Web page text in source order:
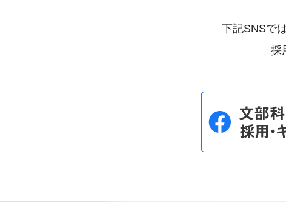
令和2年7月10日 2020年度総合職試
令和2年5月29日 2020年度総合職事
令和元年11月13日 令和元年度経験者
令和元年11月7日 令和元年度障害者選
下記SNSで
採